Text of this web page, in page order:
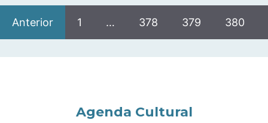
Anterior 1 … 378 379 380
Agenda Cultural